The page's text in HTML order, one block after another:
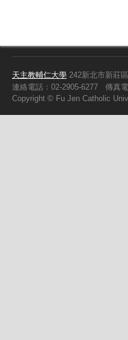
天主教輔仁大學 242新北市新莊
連絡電話：02-2905-6277
傳真
Copyright © Fu Jen Catholic